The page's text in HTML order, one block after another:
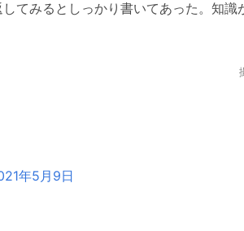
てみるとしっかり書いてあった。知
年5月9日